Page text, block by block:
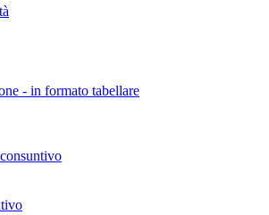
- in formato tabellare